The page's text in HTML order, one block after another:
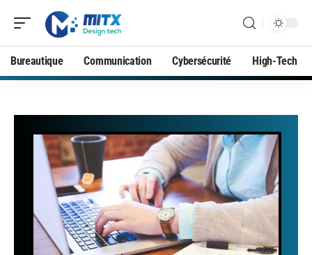
Bureautique Communication Cybersécurité High-Tech